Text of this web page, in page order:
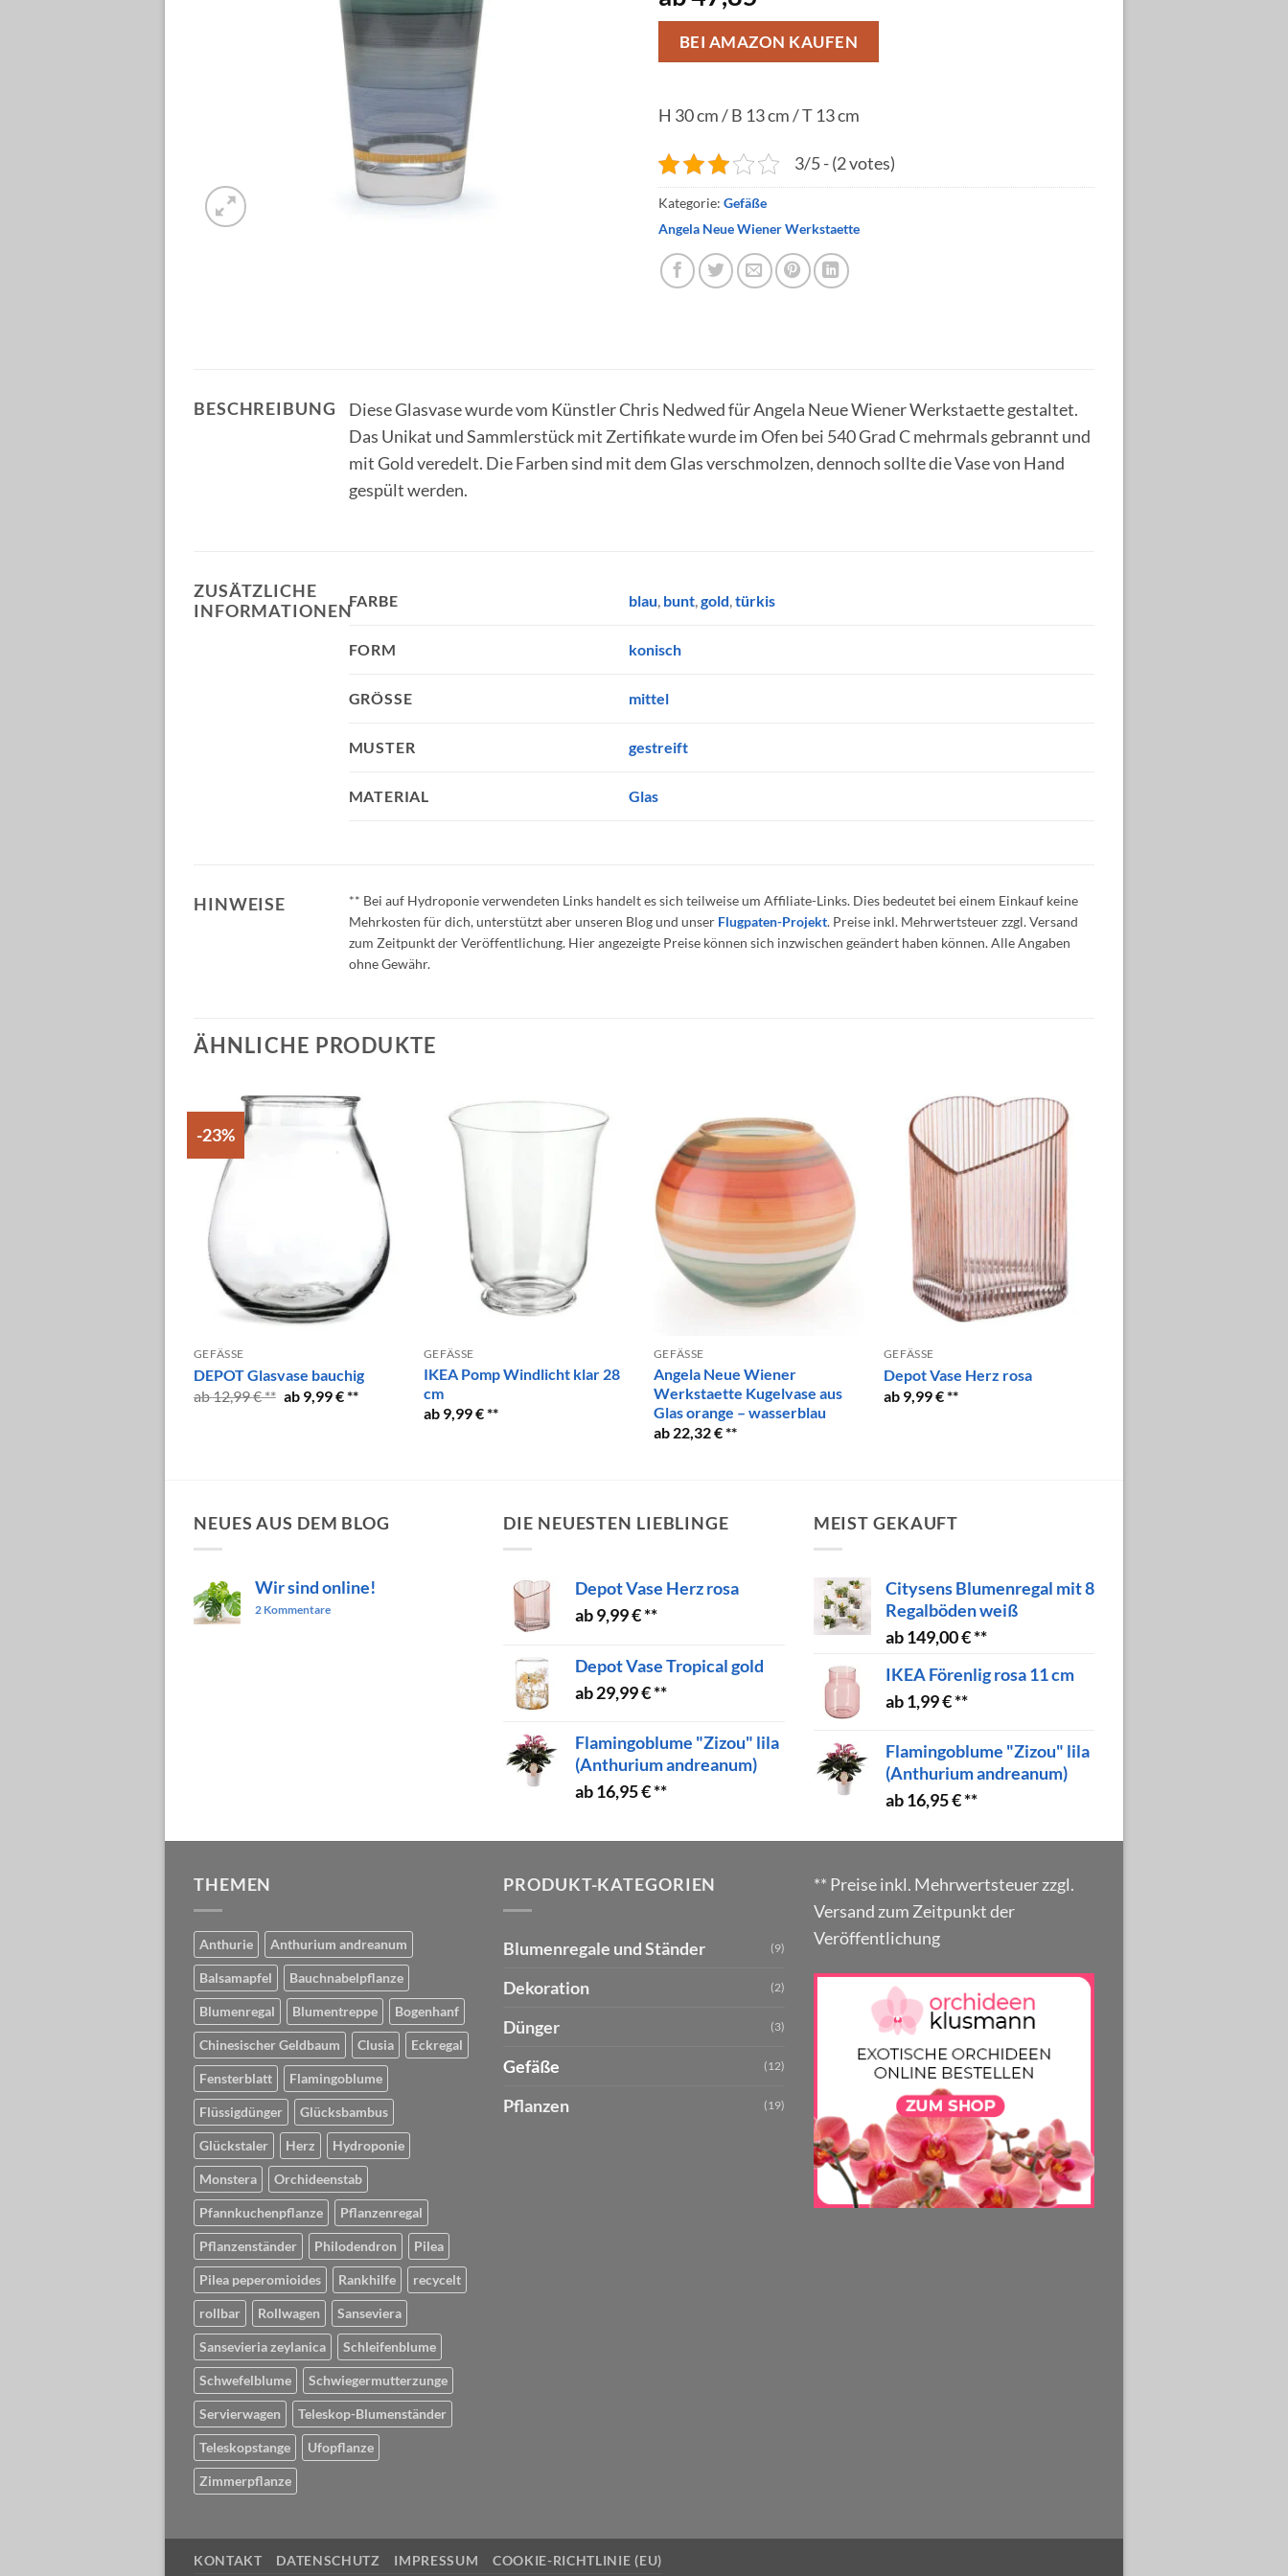
BEI AMAZON KAUFEN
H 30 cm / B 13 cm / T 13 cm
3/5 - (2 votes)
Kategorie: Gefäße
Angela Neue Wiener Werkstaette
BESCHREIBUNG
Diese Glasvase wurde vom Künstler Chris Nedwed für Angela Neue Wiener Werkstaette gestaltet.
Das Unikat und Sammlerstück mit Zertifikate wurde im Ofen bei 540 Grad C mehrmals gebrannt und
mit Gold veredelt. Die Farben sind mit dem Glas verschmolzen, dennoch sollte die Vase von Hand
gespült werden.
ZUSÄTZLICHE
INFORMATIONENFARBE blau, bunt,gold,türkis
FORM konisch
GRÖSSE mittel
MUSTER gestreift
MATERIAL Glas
HINWEISE
** Bei auf Hydroponie verwendeten Links handelt es sich teilweise um Affiliate-Links. Dies bedeutet bei einem Einkauf keine
Mehrkosten für dich, unterstützt aber unseren Blog und unser Flugpaten-Projekt. Preise inkl. Mehrwertsteuer zzgl. Versand
zum Zeitpunkt der Veröffentlichung. Hier angezeigte Preise können sich inzwischen geändert haben können. Alle Angaben
ohne Gewähr.
ÄHNLICHE PRODUKTE
-23%
Auf die
Wunschliste
GEFÄSSE
DEPOT Glasvase bauchig
12,99€ Ursprünglicher
Preis
9,99€ Aktueller
Auf die
GEFÄSSE
IKEA Pomp Windlicht klar 28
cm
9,99€
Auf die
Wunschliste
GEFÄSSE
Angela Neue Wiener
Werkstaette Kugelvase aus
Glas orange – wasserblau
22,32€
Auf die
Wunschliste
GEFÄSSE
Depot Vase Herz rosa
9,99€
NEUES AUS DEM BLOG
Wir sind online!
2 Kommentarezu
DIE NEUESTEN LIEBLINGE
Depot Vase Herz rosa
9,99€
Depot Vase Tropical gold
29,99€
Flamingoblume "Zizou" lila
(Anthurium andreanum)
16,95€
MEIST GEKAUFT
Citysens Blumenregal mit 8
Regalböden weiß
149,00€
IKEA Förenlig rosa 11 cm
1,99€
Flamingoblume "Zizou" lila
(Anthurium andreanum)
16,95€
THEMEN
Anthurie Anthurium andreanum
Balsamapfel Bauchnabelpflanze
Blumenregal Blumentreppe Bogenhanf
Chinesischer Geldbaum Clusia Eckregal
Fensterblatt Flamingoblume
Flüssigdünger Glücksbambus
Glückstaler Herz Hydroponie
Monstera Orchideenstab
Pfannkuchenpflanze Pflanzenregal
Pflanzenständer Philodendron Pilea
Pilea peperomioides Rankhilfe recycelt
rollbar Rollwagen Sanseviera
Sansevieria zeylanica Schleifenblume
Schwefelblume Schwiegermutterzunge
Servierwagen Teleskop-Blumenständer
Teleskopstange Ufopflanze
Zimmerpflanze
PRODUKT-KATEGORIEN
Blumenregale und Ständer (9)
Dekoration (2)
Dünger (3)
Gefäße (12)
Pflanzen (19)
** Preise inkl. Mehrwertsteuer zzgl.
Versand zum Zeitpunkt der
Veröffentlichung
KONTAKT DATENSCHUTZ IMPRESSUM COOKIE-RICHTLINIE (EU)